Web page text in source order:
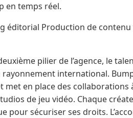
en temps réel.
éditorial Production de
pilier de l’agence, le
international.
met en place des
de jeu vidéo. Chaque
pour sécuriser ses droits.